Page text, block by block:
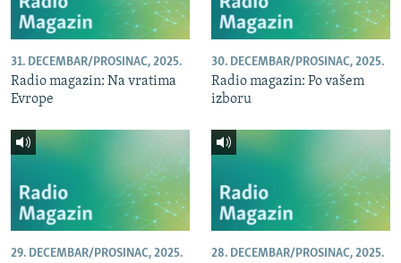
31. DECEMBAR/PROSINAC, 2025.
Radio magazin: Na vratima
Evrope
30. DECEMBAR/PROSINAC, 2025.
Radio magazin: Po vašem
izboru
29. DECEMBAR/PROSINAC, 2025. 28. DECEMBAR/PROSINAC, 2025.